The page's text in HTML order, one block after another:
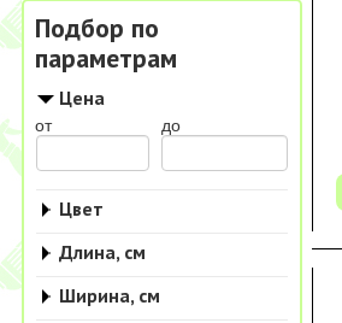
Подбор по
параметрам
Цена
от до
Цвет
Длина, см
Ширина, см